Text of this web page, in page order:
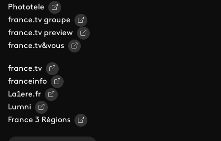
Phototele
france.tv groupe
france.tv preview
france.tv&vous
france.tv
franceinfo
La1ere.fr
Lumni
France 3 Régions